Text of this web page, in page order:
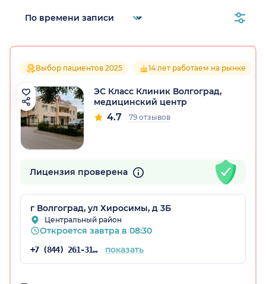
обл.)
Выбор пациентов 2025 14 лет работаем на рынке
ЭС Класс Клиник Волгоград,
медицинский центр
4.7 79 отзывов
Лицензия проверена
г Волгоград, ул Хиросимы, д 3Б
Центральный район
Откроется завтра в 08:30
+7 (844) 261-31-59 показать